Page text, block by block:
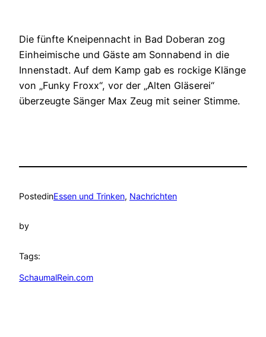
Die fünfte Kneipennacht in Bad Doberan zog
Einheimische und Gäste am Sonnabend in die
Innenstadt. Auf dem Kamp gab es rockige Klänge
von „Funky Froxx“, vor der „Alten Gläserei“
überzeugte Sänger Max Zeug mit seiner Stimme.
PostedinEssen und Trinken, Nachrichten
by
Tags:
SchaumalRein.com